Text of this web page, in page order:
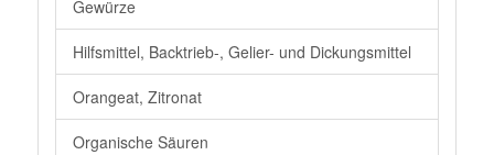
Gewürze
Hilfsmittel, Backtrieb-, Gelier- und Dickungsmittel
Orangeat, Zitronat
Organische Säuren